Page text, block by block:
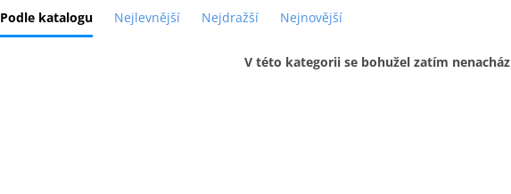
Podle katalogu Nejlevnější Nejdražší Nejnovější
V této kategorii se bohužel zatím